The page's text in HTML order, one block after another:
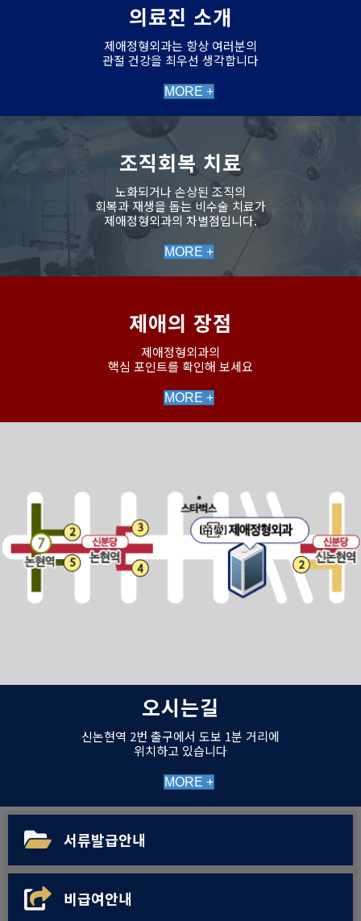
의료진 소개
제애정형외과는 항상 여러분의
관절 건강을 최우선 생각합니다
MORE +
조직회복 치료
노화되거나 손상된 조직의
회복과 재생을 돕는 비수술 치료가
제애정형외과의 차별점입니다.
MORE +
제애의 장점
제애정형외과의
핵심 포인트를 확인해 보세요
MORE +
오시는길
신논현역 2번 출구에서 도보 1분 거리에
위치하고 있습니다
MORE +
서류발급안내
비급여안내